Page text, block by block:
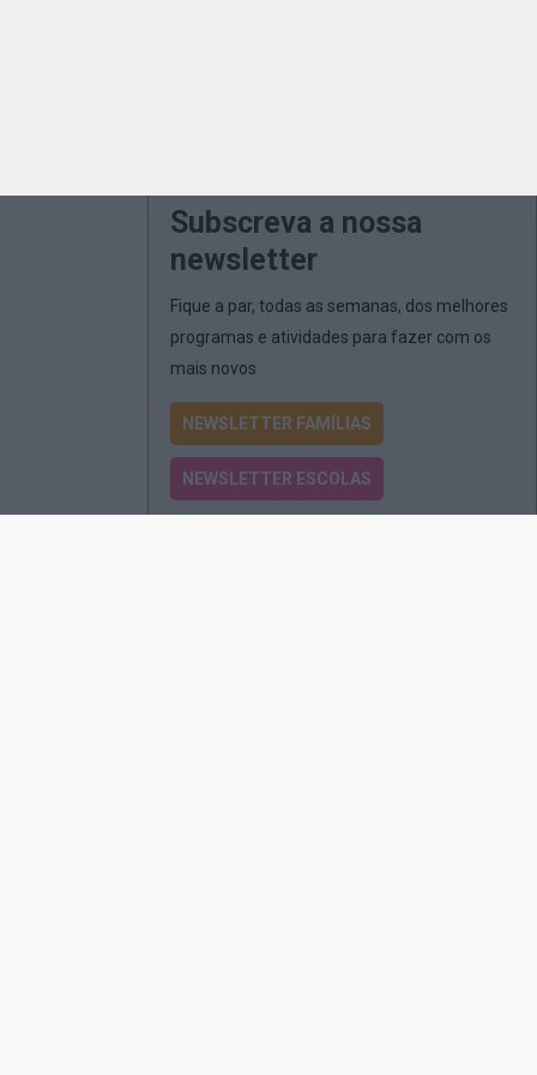
Subscreva a nossa
newsletter
Fique a par, todas as semanas, dos melhores
programas e atividades para fazer com os
mais novos
NEWSLETTER FAMÍLIAS
NEWSLETTER ESCOLAS